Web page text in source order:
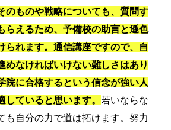
のものや戦略についても、質問す
らえるため、予備校の助言と遜色
られます。通信講座ですので、自
めなければいけない難しさはあり
院に合格するという信念が強い人
していると思います。 若いならな
も自分の力で道は拓けます。努力